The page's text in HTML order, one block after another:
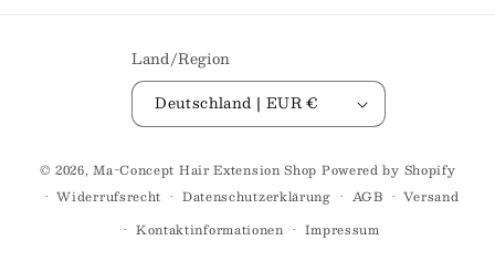
Land/Region
Deutschland | EUR €
© 2026,Ma-Concept Hair Extension Shop Powered by Shopify
Widerrufsrecht
Datenschutzerklärung AGB
Versand
Kontaktinformationen
Impressum